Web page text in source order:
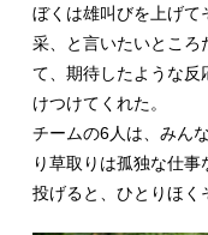
ぼくは雄叫びを上げて
采、と言いたいところ
て、期待したような反
けつけてくれた。
チームの6人は、みん
り草取りは孤独な仕
投げると、ひとりほく